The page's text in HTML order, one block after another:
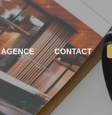
CONTACT